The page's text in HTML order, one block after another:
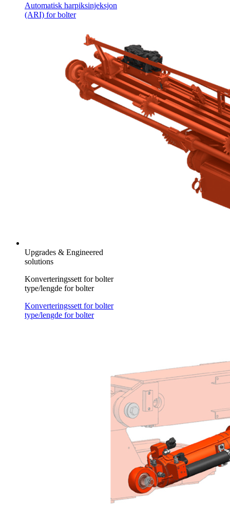
Automatisk harpiksinjeksjon
(ARI) for bolter
Upgrades & Engineered
solutions
Konverteringssett for bolter
type/lengde for bolter
Konverteringssett for bolter
type/lengde for bolter